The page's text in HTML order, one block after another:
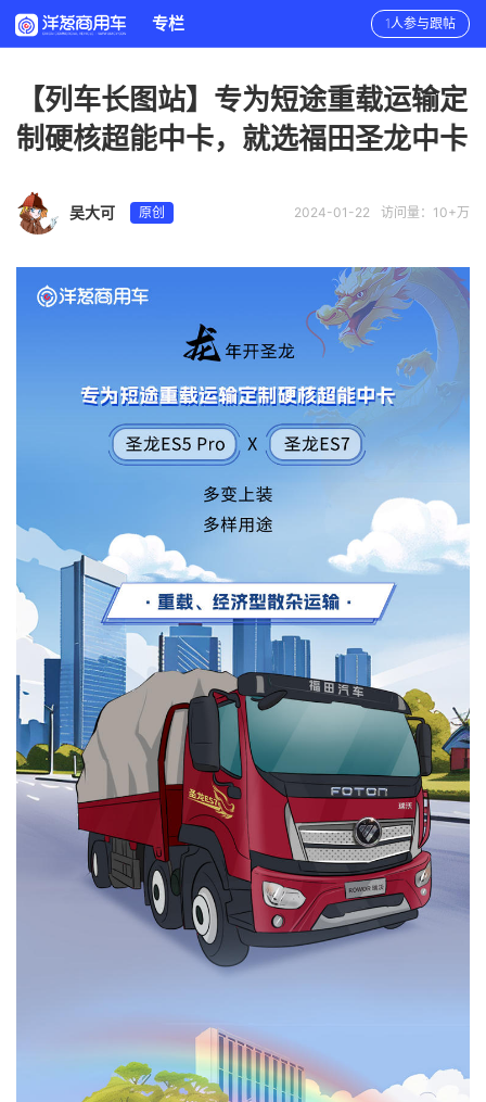
专栏 1人参与跟帖
【列车长图站】专为短途重载运输定
制硬核超能中卡，就选福田圣龙中卡
访问量：10+万
2024-01-22
吴大可 原创